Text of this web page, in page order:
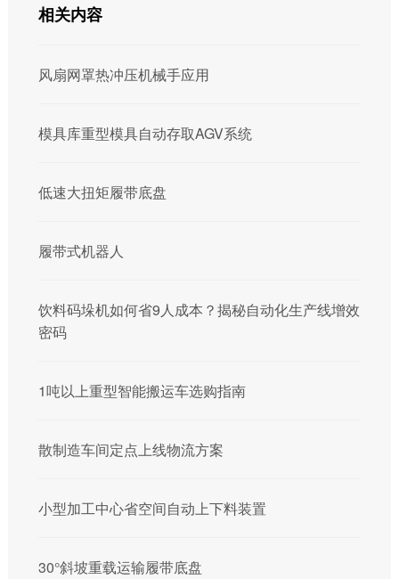
相关内容
风扇网罩热冲压机械手应用
模具库重型模具自动存取AGV系统
低速大扭矩履带底盘
履带式机器人
饮料码垛机如何省9人成本？揭秘自动化生产线增效
密码
1吨以上重型智能搬运车选购指南
散制造车间定点上线物流方案
小型加工中心省空间自动上下料装置
30°斜坡重载运输履带底盘